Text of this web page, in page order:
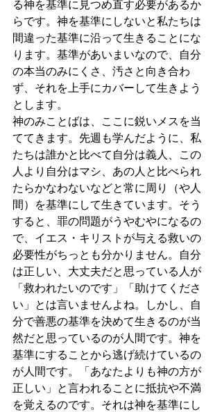
る神を基準に見つめ直す必要があるか
らです。神を基準にしないと私たちは
間違った基準に沿って生きることにな
ります。基準があいまいなので、自分
の本当のみにくさ、汚さと向き合わ
ず、それを上手にカバーして生きよう
とします。
神のみことばは、ここに鋭いメスを当
ててきます。先週も学んだように、私
たちは誰かと比べて自分は義人、この
人より自分はマシ、あの人と比べられ
たらかなわないなどと常に周り（や人
間）を基準にして生きています。そう
すると、罪の問題がうやむやになるの
で、イエス・キリストが与える救いの
必要性がちっとも分かりません。自分
は正しい、大丈夫だと思っている人が
「救われたいのです」「助けてくださ
い」とは言いませんよね。しかし、自
分で善悪の基準を決めて生きるのが当
然だと思っているのが人間です。神を
基準にすることから逃げ続けているの
が人間です。「あなたよりも神の方が
正しい」と言われることに抵抗や不満
を覚えるのです。それは神を基準にし